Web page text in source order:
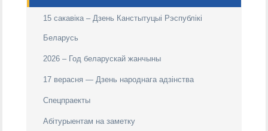
15 сакавіка – Дзень Канстытуцыі Рэспублікі
Беларусь
2026 – Год беларускай жанчыны
17 верасня — Дзень народнага адзiнства
Спецпраекты
Абітурыентам на заметку